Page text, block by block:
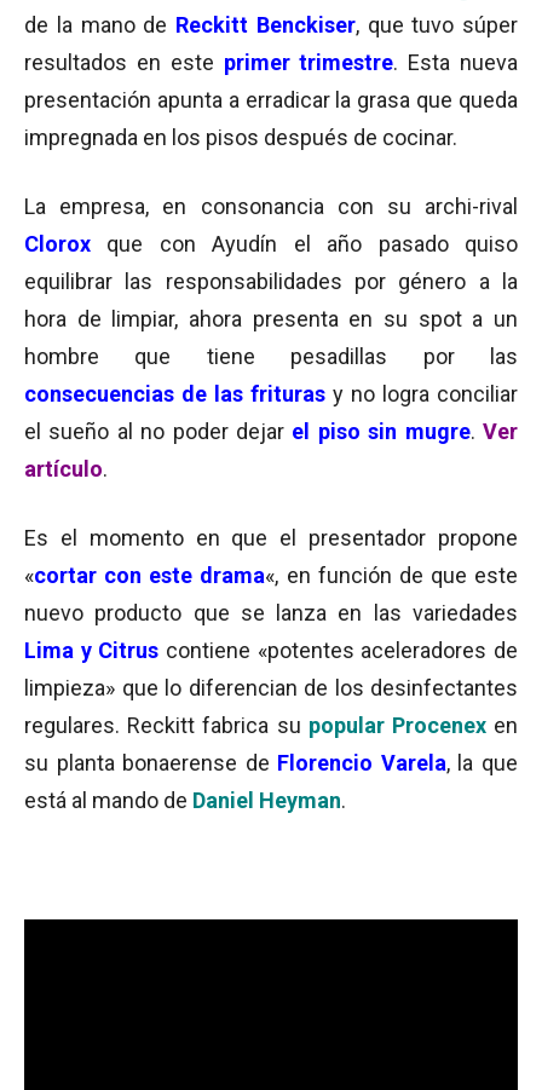
de la mano de Reckitt Benckiser, que tuvo súper
resultados en este primer trimestre. Esta nueva
presentación apunta a erradicar la grasa que queda
impregnada en los pisos después de cocinar.
La empresa, en consonancia con su archi-rival
Clorox que con Ayudín el año pasado quiso
equilibrar las responsabilidades por género a la
hora de limpiar, ahora presenta en su spot a un
hombre que tiene pesadillas por las
consecuencias de las frituras y no logra conciliar
el sueño al no poder dejar el piso sin mugre. Ver
artículo.
Es el momento en que el presentador propone
«cortar con este drama«, en función de que este
nuevo producto que se lanza en las variedades
Lima y Citrus contiene «potentes aceleradores de
limpieza» que lo diferencian de los desinfectantes
regulares. Reckitt fabrica su popular Procenexen
su planta bonaerense de Florencio Varela, la que
está al mando de Daniel Heyman.